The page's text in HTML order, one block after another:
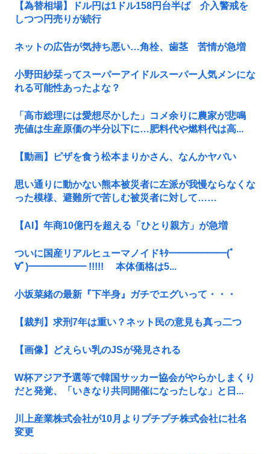
【為替相場】ドル円は1ドル158円台半ば 介入警戒を
しつつ円売りが続行
ネットの広告が気持ち悪い…角栓、歯茎 苦情が急増
小野田紗栞ってスーパーアイドルスーパー人気メンにな
れる可能性あったよな？
「高市総理には愛想尽かした」コメ余りに農家が悲鳴
売値は生産原価の半分以下に…肥料代や燃料代は高...
【動画】ピザを食う松本まりかさん、なんかヤバい
思い通りに動かない熊本被災者に左派が我慢ならなくな
った模様、避難所で苦しむ被災者に対して……
【AI】年商10億円を超える「ひとり親方」が急増
ついに国産リアルヒューマノイドｷﾀ━━━━━━(ﾟ
∀ﾟ)━━━━━━ !!!!! 本体価格は5...
小坂菜緒の最新『下半身』ガチでエグいって・・・
【裁判】求刑7年は重い？ネット民の意見も真っ二つ
【画像】どえらい乳のJSが発見される
W杯アジア予選等で韓国サッカー協会がやらかしまくり
だと発覚、「いきなり共同開催になったしな」と日...
川上産業株式会社が10月よりプチプチ株式会社に社名
変更